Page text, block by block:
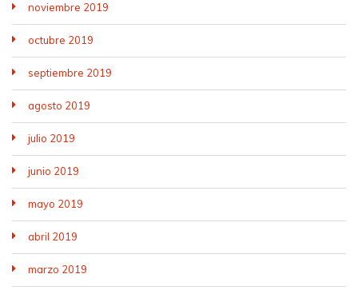
noviembre 2019
octubre 2019
septiembre 2019
agosto 2019
julio 2019
junio 2019
mayo 2019
abril 2019
marzo 2019